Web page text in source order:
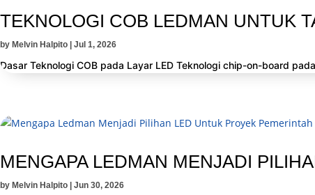
TEKNOLOGI COB LEDMAN UNTUK
by Melvin Halpito Jul 1, 2026
Dasar Teknologi COB pada Layar LED Teknologi chip-on-board
MENGAPA LEDMAN MENJADI
by Melvin Halpito Jun 30, 2026